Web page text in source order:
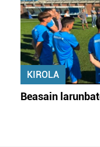
KIROLA
Beasain